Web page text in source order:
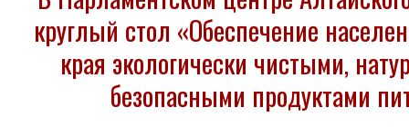
круглый стол «Обеспечение
края экологически чистыми,
безопасными продуктами